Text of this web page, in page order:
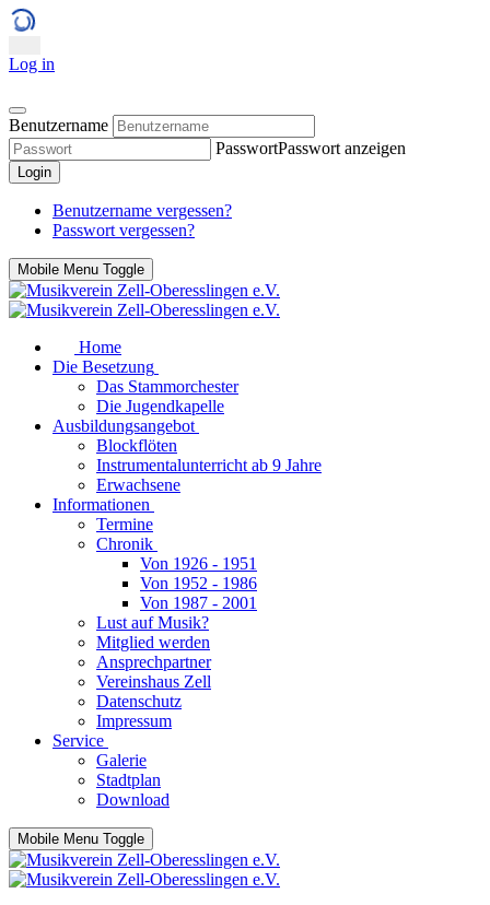
Log in
Benutzername
PasswortPasswort anzeigen
Login
Benutzername vergessen?
Passwort vergessen?
Mobile Menu Toggle
Home
Die Besetzung
Das Stammorchester
Die Jugendkapelle
Ausbildungsangebot
Blockflöten
Instrumentalunterricht ab 9 Jahre
Erwachsene
Informationen
Termine
Chronik
Von 1926 - 1951
Von 1952 - 1986
Von 1987 - 2001
Lust auf Musik?
Mitglied werden
Ansprechpartner
Vereinshaus Zell
Datenschutz
Impressum
Service
Galerie
Stadtplan
Download
Mobile Menu Toggle